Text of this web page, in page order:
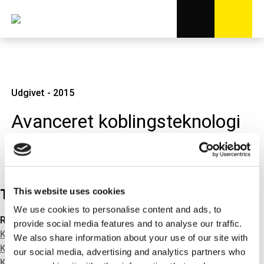
This website uses cookies
We use cookies to personalise content and ads, to
provide social media features and to analyse our traffic.
We also share information about your use of our site with
our social media, advertising and analytics partners who
Udgivet - 2015
Avanceret koblingsteknologi
bliver hvermandseje
Tech news
RELATEREDE PRODUKTER
KOBLINGER
KOBLINGSHYDRAULIK